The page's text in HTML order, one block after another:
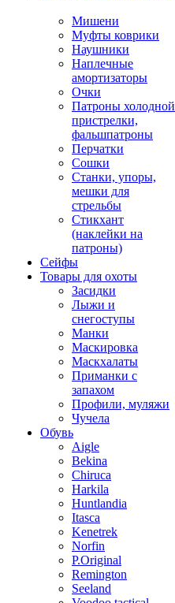
Мишени
Муфты коврики
Наушники
Наплечные
амортизаторы
Очки
Патроны холодной
пристрелки,
фальшпатроны
Перчатки
Сошки
Станки, упоры,
мешки для
стрельбы
Стикхант
(наклейки на
патроны)
Сейфы
Товары для охоты
Засидки
Лыжи и
снегоступы
Манки
Маскировка
Маскхалаты
Приманки с
запахом
Профили, муляжи
Чучела
Обувь
Aigle
Bekina
Chiruсa
Harkila
Huntlandia
Itasca
Kenetrek
Norfin
P.Original
Remington
Seeland